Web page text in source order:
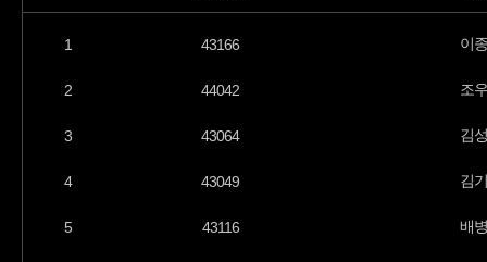
1 43166 이
2 44042 조
3 43064 김
4 43049 김
5 43116 배